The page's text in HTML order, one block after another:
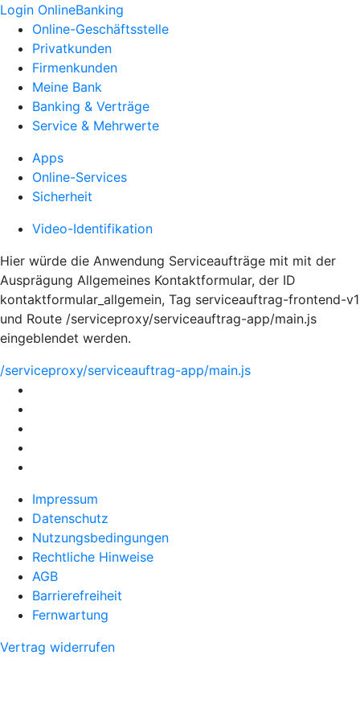
Login OnlineBanking
Online-Geschäftsstelle
Privatkunden
Firmenkunden
Meine Bank
Banking & Verträge
Service & Mehrwerte
Apps
Online-Services
Sicherheit
Video-Identifikation
Hier würde die Anwendung Serviceaufträge mit mit der
Ausprägung Allgemeines Kontaktformular, der ID
kontaktformular_allgemein, Tag serviceauftrag-frontend-v1
und Route /serviceproxy/serviceauftrag-app/main.js
eingeblendet werden.
/serviceproxy/serviceauftrag-app/main.js
Impressum
Datenschutz
Nutzungsbedingungen
Rechtliche Hinweise
AGB
Barrierefreiheit
Fernwartung
Vertrag widerrufen